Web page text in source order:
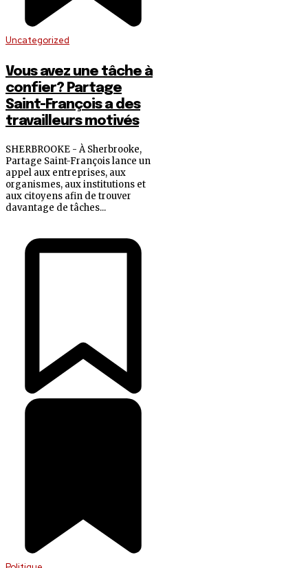
Uncategorized
Vous avez une tâche à
confier? Partage
Saint-François a des
travailleurs motivés
SHERBROOKE - À Sherbrooke,
Partage Saint-François lance un
appel aux entreprises, aux
organismes, aux institutions et
aux citoyens afin de trouver
davantage de tâches...